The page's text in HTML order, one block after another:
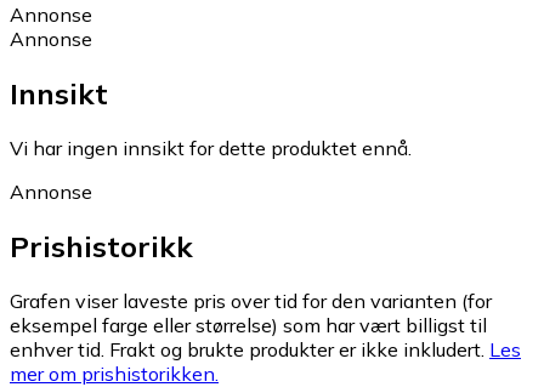
Annonse
Annonse
Innsikt
Vi har ingen innsikt for dette produktet ennå.
Annonse
Prishistorikk
Grafen viser laveste pris over tid for den varianten (for
eksempel farge eller størrelse) som har vært billigst til
enhver tid. Frakt og brukte produkter er ikke inkludert. Les
mer om prishistorikken.